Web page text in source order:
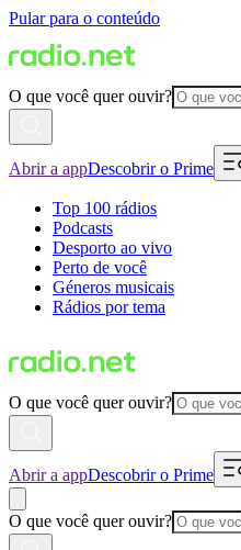
Pular para o conteúdo
O que você quer ouvir?
Abrir a appDescobrir o Prime
Top 100 rádios
Podcasts
Desporto ao vivo
Perto de você
Géneros musicais
Rádios por tema
O que você quer ouvir?
Abrir a appDescobrir o Prime
O que você quer ouvir?